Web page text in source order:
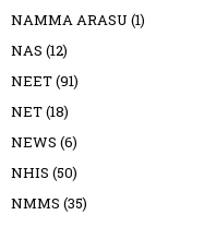
NAMMA ARASU (1)
NAS (12)
NEET(91)
NET(18)
NEWS (6)
NHIS (50)
NMMS (35)